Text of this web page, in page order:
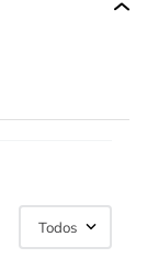
Todos